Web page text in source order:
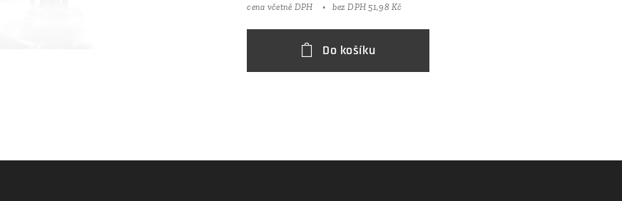
cena včetně DPH bez DPH 51,98 Kč
Do košíku